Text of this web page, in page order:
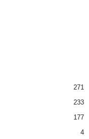
271
233
177
4